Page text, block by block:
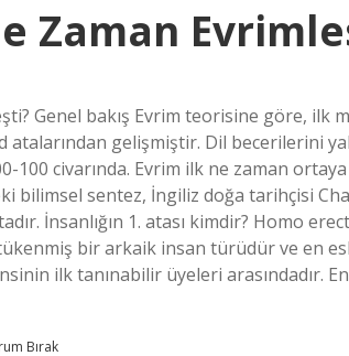
Zaman
Genel bakış Evrim teorisine göre, ilk
atalarından gelişmiştir. Dil becerilerini
100 civarında. Evrim ilk ne zaman ortaya
bilimsel sentez, İngiliz doğa tarihçisi
İnsanlığın 1. atası kimdir? Homo
bir arkaik insan türüdür ve en
ilk tanınabilir üyeleri arasındadır.
Bırak